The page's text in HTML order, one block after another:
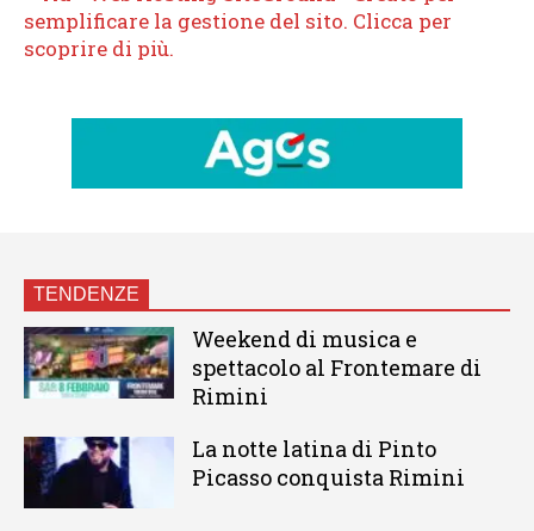
TENDENZE
Weekend di musica e
spettacolo al Frontemare di
Rimini
La notte latina di Pinto
Picasso conquista Rimini